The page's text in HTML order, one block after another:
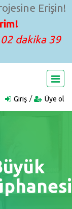
Erişin!
02 dakika 38
Giriş Üye ol